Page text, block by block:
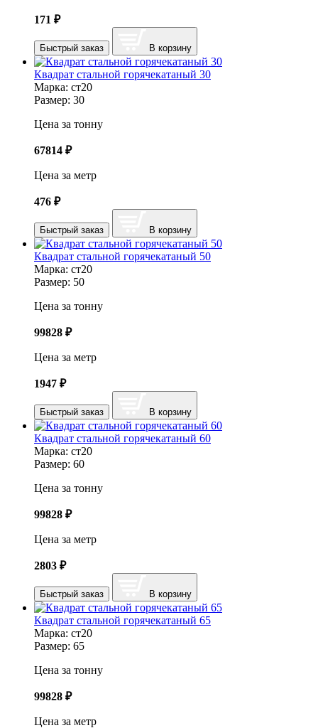
171 ₽
Быстрый заказ В корзину
Квадрат стальной горячекатаный 30
Марка: ст20
Размер: 30
Цена за тонну
67814 ₽
Цена за метр
476 ₽
Быстрый заказ В корзину
Квадрат стальной горячекатаный 50
Марка: ст20
Размер: 50
Цена за тонну
99828 ₽
Цена за метр
1947 ₽
Быстрый заказ В корзину
Квадрат стальной горячекатаный 60
Марка: ст20
Размер: 60
Цена за тонну
99828 ₽
Цена за метр
2803 ₽
Быстрый заказ В корзину
Квадрат стальной горячекатаный 65
Марка: ст20
Размер: 65
Цена за тонну
99828 ₽
Цена за метр